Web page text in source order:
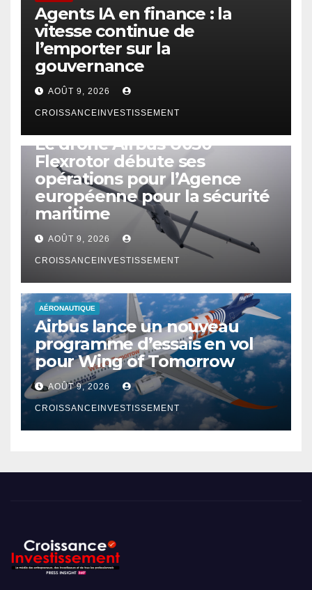
Agents IA en finance : la
vitesse continue de
l’emporter sur la
gouvernance
AOÛT 9, 2026
CROISSANCEINVESTISSEMENT
Le drone Airbus U030
Flexrotor débute ses
opérations pour l’Agence
européenne pour la sécurité
maritime
AOÛT 9, 2026
CROISSANCEINVESTISSEMENT
AÉRONAUTIQUE
Airbus lance un nouveau
programme d’essais en vol
pour Wing of Tomorrow
AOÛT 9, 2026
CROISSANCEINVESTISSEMENT